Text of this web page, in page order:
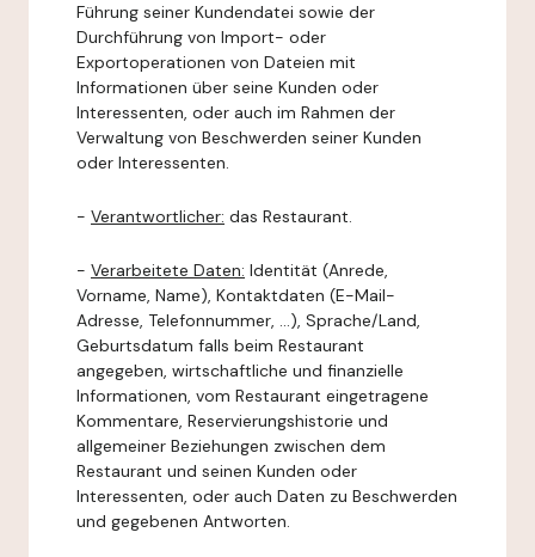
Führung seiner Kundendatei sowie der
Durchführung von Import- oder
Exportoperationen von Dateien mit
Informationen über seine Kunden oder
Interessenten, oder auch im Rahmen der
Verwaltung von Beschwerden seiner Kunden
oder Interessenten.
- Verantwortlicher: das Restaurant.
- Verarbeitete Daten: Identität (Anrede,
Vorname, Name), Kontaktdaten (E-Mail-
Adresse, Telefonnummer, ...), Sprache/Land,
Geburtsdatum falls beim Restaurant
angegeben, wirtschaftliche und finanzielle
Informationen, vom Restaurant eingetragene
Kommentare, Reservierungshistorie und
allgemeiner Beziehungen zwischen dem
Restaurant und seinen Kunden oder
Interessenten, oder auch Daten zu Beschwerden
und gegebenen Antworten.